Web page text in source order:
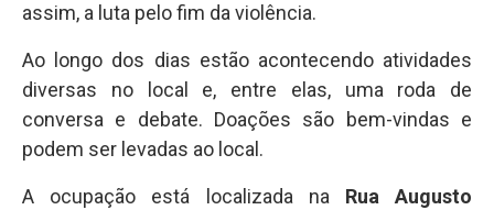
assim, a luta pelo fim da violência.
Ao longo dos dias estão acontecendo atividades
diversas no local e, entre elas, uma roda de
conversa e debate. Doações são bem-vindas e
podem ser levadas ao local.
A ocupação está localizada na Rua Augusto